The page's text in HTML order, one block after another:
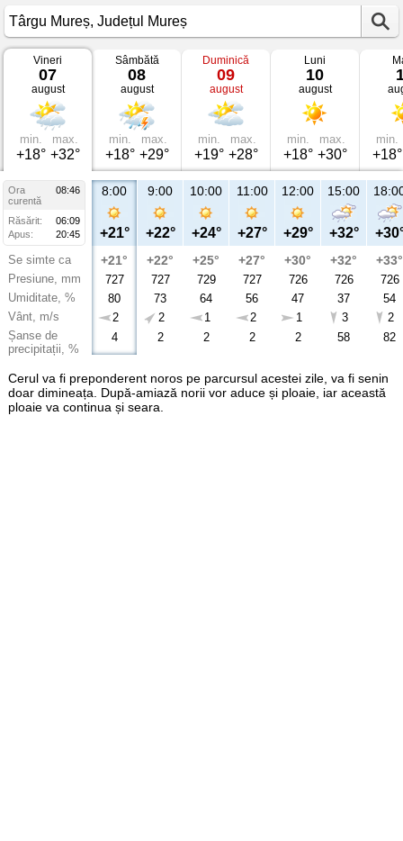
Vremea
Târgu
Mureș
Județul
Mureș
Vineri
07
august
min.
+18°
max.
+32°
Sâmbătă
08
august
min.
+18°
max.
+29°
Duminică
09
august
min.
+19°
max.
+28°
Luni
10
august
min.
+18°
max.
+30°
min.
+18°
Ora
08:46
curentă
Răsărit:
06:09
Apus:
20:45
Se simte ca
Presiune, mm
Umiditate, %
Vânt, m/s
Șanse de
precipitații, %
8:00
+21°
+21°
727
80
2
4
9:00
+22°
+22°
727
73
2
2
10:00
+24°
+25°
729
64
1
2
11:00
+27°
+27°
727
56
2
2
12:00
+29°
+30°
726
47
1
2
15:00
+32°
+32°
726
37
3
58
+33°
726
54
2
82
Cerul va fi preponderent noros pe parcursul acestei zile, va fi senin
doar dimineața. După-amiază norii vor aduce și ploaie, iar această
ploaie va continua și seara.